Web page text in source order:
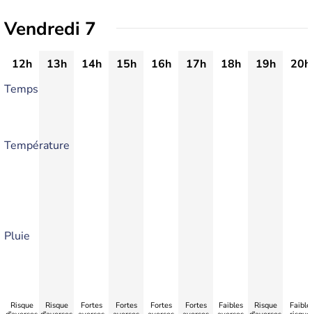
Vendredi 7
12h 13h 14h 15h 16h 17h 18h 19h
20h
Temps
Température
Pluie
Risque
Risque
Fortes
Fortes
Fortes
Fortes
Faibles
Risque
Faible